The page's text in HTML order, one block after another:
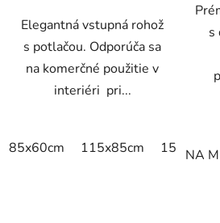
Elegantná vstupná rohož
s potlačou. Odporúča sa
na komerčné použitie v
interiéri pri...
85x60cm 115x85cm
s
NA